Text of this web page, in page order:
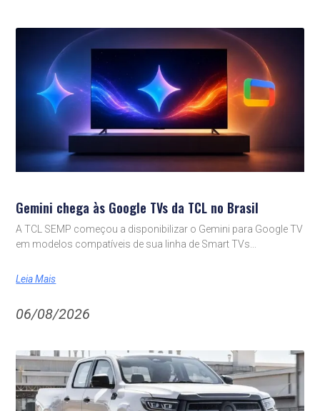
Gemini chega às Google TVs da TCL no Brasil
A TCL SEMP começou a disponibilizar o Gemini para Google TV
em modelos compatíveis de sua linha de Smart TVs
Leia Mais
06/08/2026